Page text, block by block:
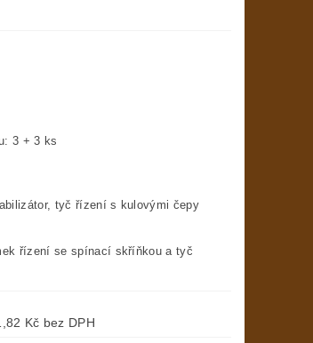
3 + 3 ks
tyč řízení s kulovými čepy
řízení se spínací skříňkou a tyč
281,82 Kč bez DPH